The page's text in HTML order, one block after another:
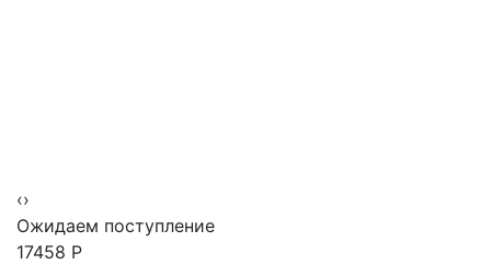
‹›
Ожидаем поступление
17458 Р